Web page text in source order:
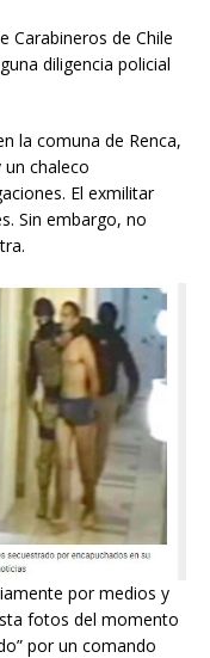
Carabineros de Chile
diligencia policial
la comuna de Renca,
chaleco
El exmilitar
Sin embargo, no
por medios y
fotos del momento
por un comando